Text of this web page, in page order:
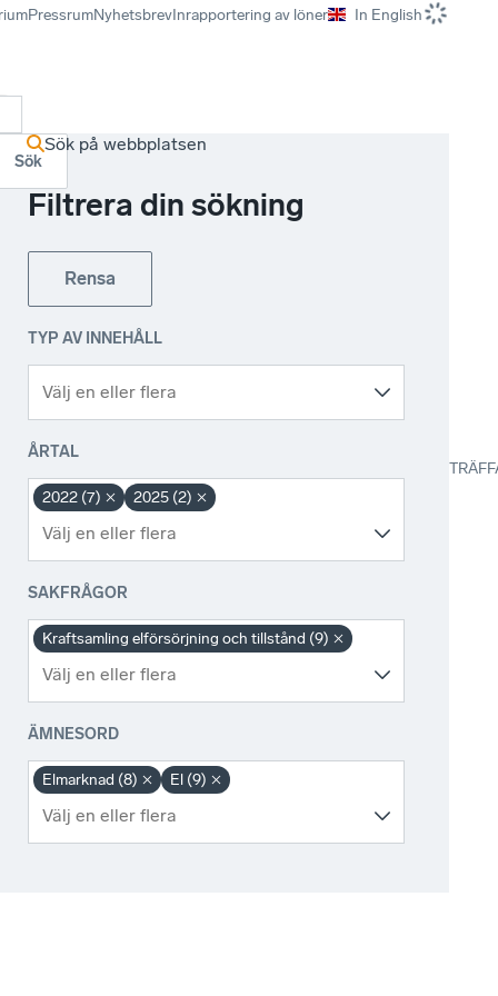
PressrumNyhetsbrevInrapportering av löner In English
Sök på webbplatsen
Filtrera din sökning
Rensa
TYP AV INNEHÅLL
ÅRTAL
2022 (7) 2025 (2)
SAKFRÅGOR
Kraftsamling elförsörjning och tillstånd (9)
ÄMNESORD
Elmarknad (8) El (9)
Sök